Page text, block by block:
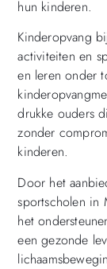
hun kinderen.
Kinderopvang
activiteiten en
en leren onder
drukke ouders
zonder
kinderen.
Door het
sportscholen in
het
een gezonde